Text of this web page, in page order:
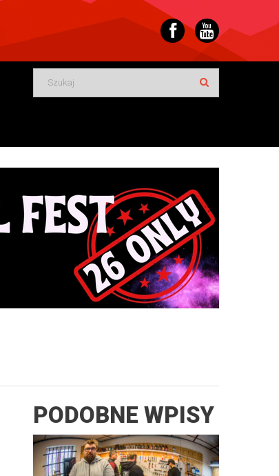
PODOBNE WPISY